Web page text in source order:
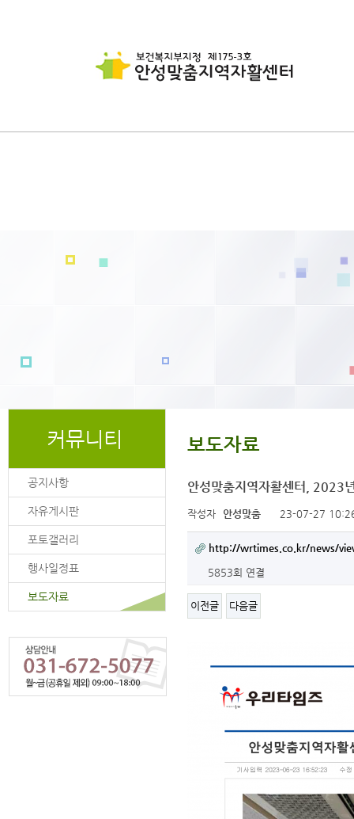
커뮤니티
공지사항
자유게시판
포토갤러리
행사일정표
보도자료
보도자료
안성맞춤지역자활센터, 2023
작성자 안성맞춤 23-07-27
http://wrtimes.co.kr/news/
5853회 연결
이전글 다음글